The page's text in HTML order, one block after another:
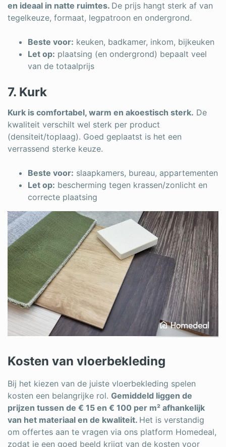
en ideaal in natte ruimtes. De prijs hangt sterk af van
tegelkeuze, formaat, legpatroon en ondergrond.
Beste voor: keuken, badkamer, inkom, bijkeuken
Let op: plaatsing (en ondergrond) bepaalt veel
van de totaalprijs
7. Kurk
Kurk is comfortabel, warm en akoestisch sterk. De
kwaliteit verschilt wel sterk per product
(densiteit/toplaag). Goed geplaatst is het een
verrassend sterke keuze.
Beste voor: slaapkamers, bureau, appartementen
Let op: bescherming tegen krassen/zonlicht en
correcte plaatsing
Kosten van vloerbekleding
Bij het kiezen van de juiste vloerbekleding spelen
kosten een belangrijke rol. Gemiddeld liggen de
prijzen tussen de € 15 en € 100 per m² afhankelijk
van het materiaal en de kwaliteit. Het is verstandig
om offertes aan te vragen via ons platform Homedeal,
zodat je een goed beeld krijgt van de kosten voor